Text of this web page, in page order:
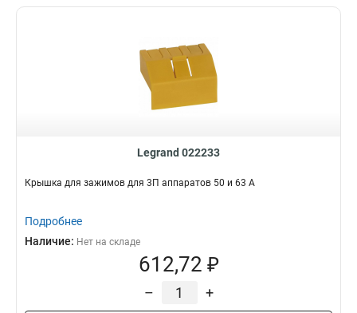
Legrand 022233
Крышка для зажимов для 3П аппаратов 50 и 63 A
Подробнее
Наличие: Нет на складе
612,72 ₽
– +